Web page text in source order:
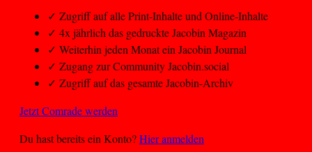
✓ Zugriff auf alle Print-Inhalte und Online-Inhalte
✓ 4x jährlich das gedruckte Jacobin Magazin
✓ Weiterhin jeden Monat ein Jacobin Journal
✓ Zugang zur Community Jacobin.social
✓ Zugriff auf das gesamte Jacobin-Archiv
Jetzt Comrade werden
Du hast bereits ein Konto?Hier anmelden